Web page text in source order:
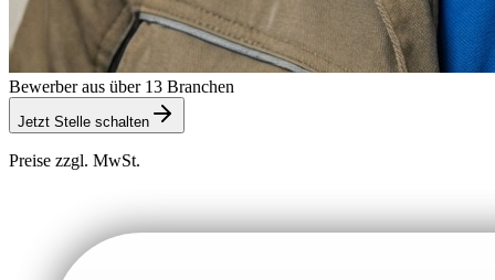
Bewerber aus über 13 Branchen
Jetzt Stelle schalten
Preise zzgl. MwSt.